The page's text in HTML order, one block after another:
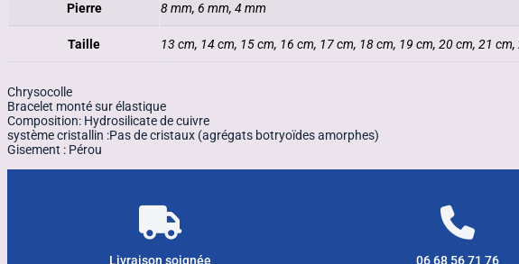
Pierre 8 mm, 6 mm, 4 mm
Taille 13 cm, 14 cm, 15 cm, 16 cm, 17 cm, 18 cm, 19 cm, 20 cm, 21
Chrysocolle
Bracelet monté sur élastique
Composition: Hydrosilicate de cuivre
système cristallin :Pas de cristaux (agrégats botryoïdes amorphes)
Gisement : Pérou
Livraison soignée
06 68 56 71 76